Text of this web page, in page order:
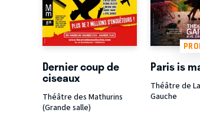
Dernier coup de
ciseaux
Théâtre des Mathurins
(Grande salle)
Paris is
Théâtre de
Gauche